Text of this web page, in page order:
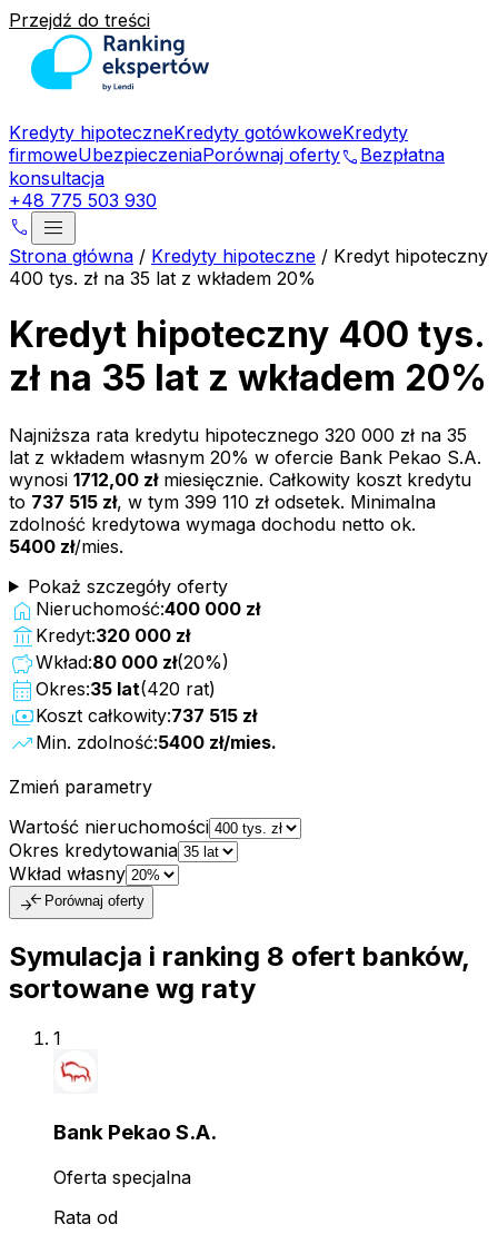
Przejdź do treści
Kredyty hipoteczneKredyty gotówkoweKredyty
firmoweUbezpieczeniaPorównaj ofertyphone Bezpłatna
konsultacja
+48 775 503 930
phone menu
Strona główna / Kredyty hipoteczne / Kredyt hipoteczny
400 tys. zł na 35 lat z wkładem 20%
Kredyt hipoteczny 400 tys.
zł na 35 lat z wkładem 20%
Najniższa rata kredytu hipotecznego 320 000 zł na 35
lat z wkładem własnym 20% w ofercie Bank Pekao S.A.
wynosi 1712,00 złmiesięcznie. Całkowity koszt kredytu
to 737 515 zł, w tym 399 110 zł odsetek. Minimalna
zdolność kredytowa wymaga dochodu netto ok.
5400 zł/mies.
Pokaż szczegóły oferty
home Nieruchomość:400 000 zł
account_balance Kredyt:320 000 zł
savingsWkład:80 000 zł(20%)
calendar_month Okres:35 lat(420 rat)
paymentsKoszt całkowity:737 515 zł
trending_up Min. zdolność:5400 zł/mies.
Zmień parametry
Wartość nieruchomości
Okres kredytowania
Wkład własny
compare_arrows Porównaj oferty
Symulacja i ranking 8 ofert banków,
sortowane wg raty
1
Bank Pekao S.A.
Oferta specjalna
Rata od